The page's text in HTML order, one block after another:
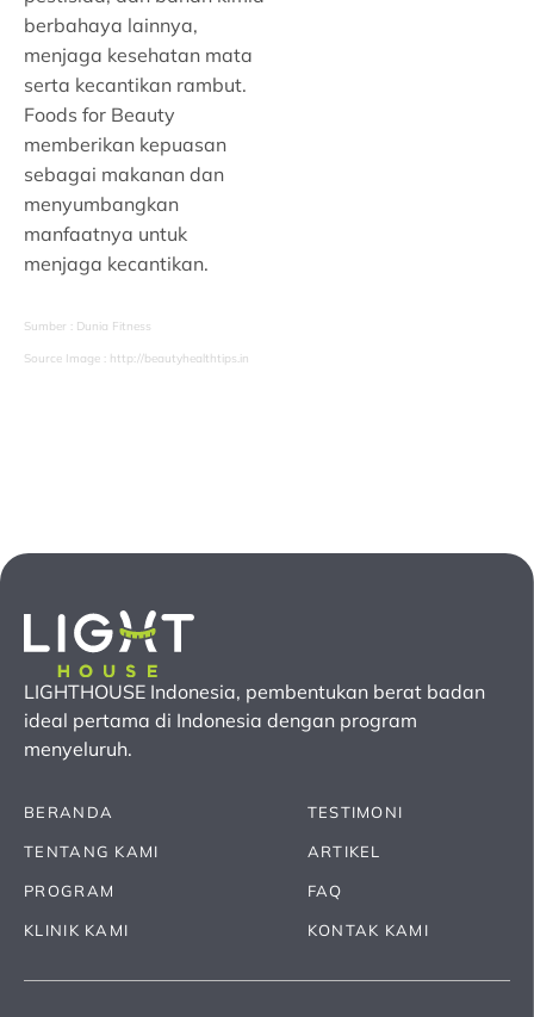
berbahaya lainnya,
menjaga kesehatan mata
serta kecantikan rambut.
Foods for Beauty
memberikan kepuasan
sebagai makanan dan
menyumbangkan
manfaatnya untuk
menjaga kecantikan.
Sumber : Dunia Fitness
Source Image : http://beautyhealthtips.in
LIGHTHOUSE Indonesia, pembentukan berat badan
ideal pertama di Indonesia dengan program
menyeluruh.
BERANDA
TENTANG KAMI
PROGRAM
KLINIK KAMI
TESTIMONI
ARTIKEL
FAQ
KONTAK KAMI